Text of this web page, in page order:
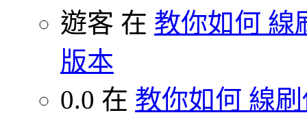
遊客 在 教你如何 線
版本
0.0 在 教你如何 線